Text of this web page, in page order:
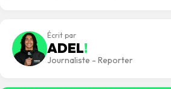
Écrit par
ADEL!
Journaliste - Reporter